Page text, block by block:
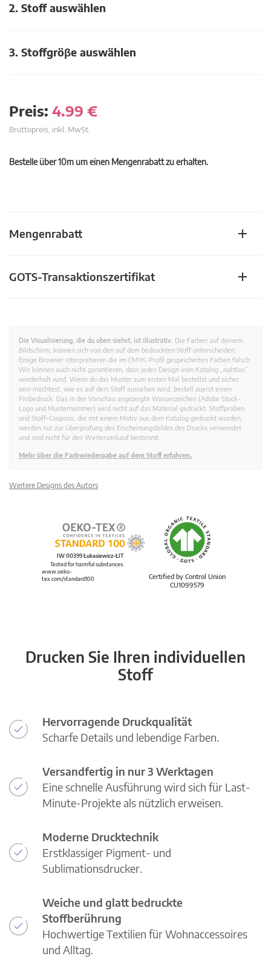
2. Stoff auswählen
3. Stoffgröβe auswählen
Preis: 4.99 €
Bruttopreis, inkl. MwSt.
Bestelle über 10m um einen Mengenrabatt zu erhalten.
Mengenrabatt
GOTS-Transaktionszertifikat
Die Visualisierung, die du oben siehst, ist illustrativ. Die Farben auf deinem
Bildschirm, können sich von den auf dem bedruckten Stoff unterscheiden.
Einige Browser interpretieren die im CMYK-Profil gespeicherten Farben falsch.
Wir können auch nicht garantieren, dass jedes Design vom Katalog „nahtlos”
wiederholt wird. Wenn du das Muster zum ersten Mal bestellst und sicher
sein möchtest, wie es auf dem Stoff aussehen wird, bestell zuerst einen
Probedruck. Das in der Vorschau angezeigte Wasserzeichen (Adobe Stock-
Logo und Musternummer) wird nicht auf das Material gedruckt. Stoffproben
und Stoff-Coupons, die mit einem Motiv aus dem Katalog gedruckt wurden,
werden nur zur Überprüfung des Erscheinungsbildes des Drucks verwendet
und sind nicht für den Weiterverkauf bestimmt.
Mehr über die Farbwiedergabe auf dem Stoff erfahren.
Weitere Designs des Autors
Certified by Control Union
CU1099579
IW 00399 Łukasiewicz-ŁIT
Tested for harmful substances.
www.oeko-
tex.com/standard100
Drucken Sie Ihren individuellen
Stoff
Hervorragende Druckqualität
Scharfe Details und lebendige Farben.
Versandfertig in nur 3 Werktagen
Eine schnelle Ausführung wird sich für Last-
Minute-Projekte als nützlich erweisen.
Moderne Drucktechnik
Erstklassiger Pigment- und
Sublimationsdrucker.
Weiche und glatt bedruckte
Stoffberührung
Hochwertige Textilien für Wohnaccessoires
und Alltag.